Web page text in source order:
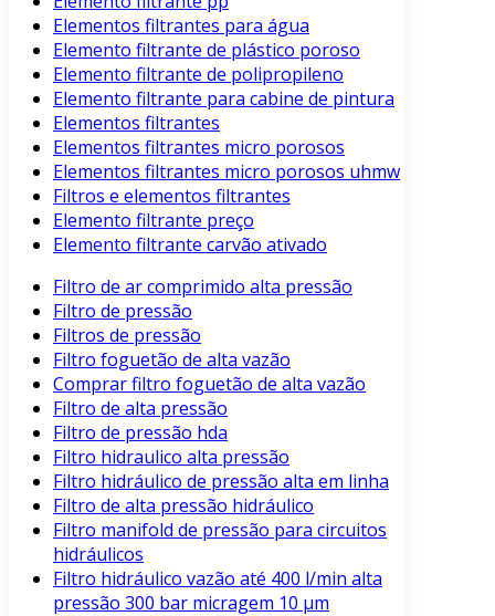
Elementos filtrantes para água
Elemento filtrante de plástico poroso
Elemento filtrante de polipropileno
Elemento filtrante para cabine de pintura
Elementos filtrantes
Elementos filtrantes micro porosos
Elementos filtrantes micro porosos uhmw
Filtros e elementos filtrantes
Elemento filtrante preço
Elemento filtrante carvão ativado
Filtro de ar comprimido alta pressão
Filtro de pressão
Filtros de pressão
Filtro foguetão de alta vazão
Comprar filtro foguetão de alta vazão
Filtro de alta pressão
Filtro de pressão hda
Filtro hidraulico alta pressão
Filtro hidráulico de pressão alta em linha
Filtro de alta pressão hidráulico
Filtro manifold de pressão para circuitos
hidráulicos
Filtro hidráulico vazão até 400 l/min alta
pressão 300 bar micragem 10 μm